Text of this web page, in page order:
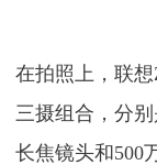
在拍照上，联
三摄组合，分
长焦镜头和500